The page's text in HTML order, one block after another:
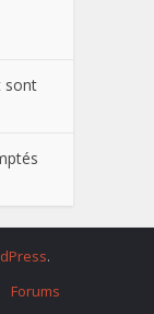
sont
.
Forums